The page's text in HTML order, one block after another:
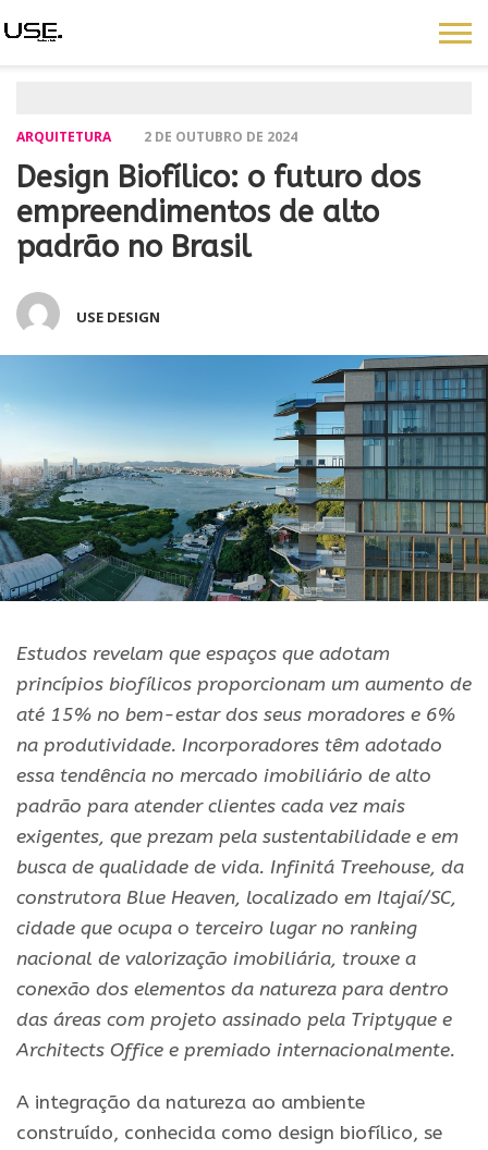
ARQUITETURA 2 DE OUTUBRO DE 2024
Design Biofílico: o futuro dos
empreendimentos de alto
padrão no Brasil
USE DESIGN
Estudos revelam que espaços que adotam
princípios biofílicos proporcionam um aumento de
até 15% no bem-estar dos seus moradores e 6%
na produtividade. Incorporadores têm adotado
essa tendência no mercado imobiliário de alto
padrão para atender clientes cada vez mais
exigentes, que prezam pela sustentabilidade e em
busca de qualidade de vida. Infinitá Treehouse, da
construtora Blue Heaven, localizado em Itajaí/SC,
cidade que ocupa o terceiro lugar no ranking
nacional de valorização imobiliária, trouxe a
conexão dos elementos da natureza para dentro
das áreas com projeto assinado pela Triptyque e
Architects Office e premiado internacionalmente.
A integração da natureza ao ambiente
construído, conhecida como design biofílico, se